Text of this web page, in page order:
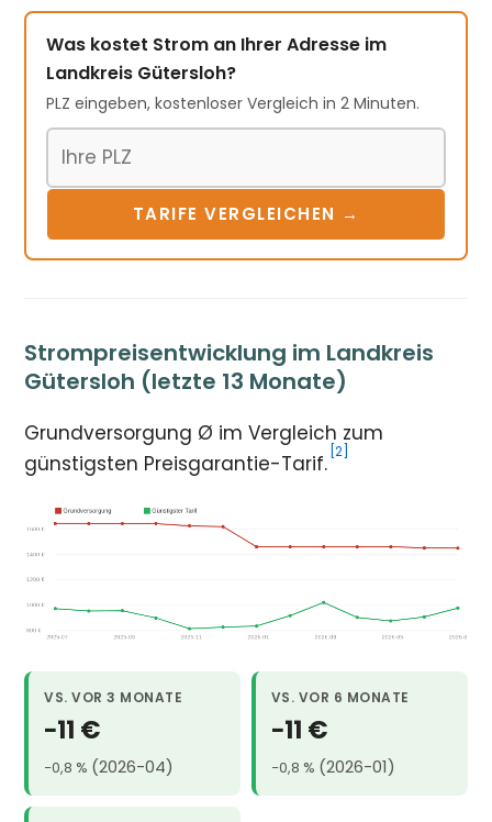
Was kostet Strom an Ihrer Adresse im
Landkreis Gütersloh?
PLZ eingeben, kostenloser Vergleich in 2 Minuten.
TARIFE VERGLEICHEN →
Strompreisentwicklung im Landkreis
Gütersloh (letzte 13 Monate)
Grundversorgung Ø im Vergleich zum
günstigsten Preisgarantie-Tarif. [2]
VS. VOR 3 MONATE
−11 €
−0,8 % (2026-04)
VS. VOR 6 MONATE
−11 €
−0,8 % (2026-01)